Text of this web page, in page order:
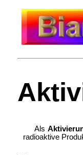
Als
radioaktive